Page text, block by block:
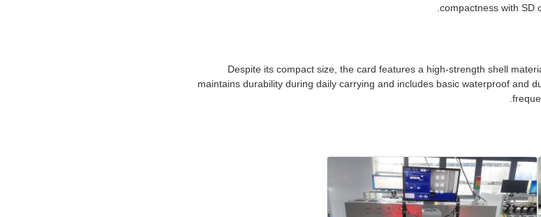
compactness with SD
Despite its compact size, the card features a high-strength shell
maintains durability during daily carrying and includes basic waterproof and